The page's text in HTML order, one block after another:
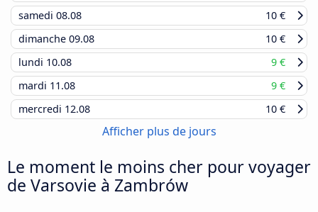
samedi 08.08
10 €
dimanche 09.08
10 €
lundi 10.08
9 €
mardi 11.08
9 €
mercredi 12.08 10 €
Afficher plus de jours
Le moment le moins cher pour voyager
de Varsovie à Zambrów